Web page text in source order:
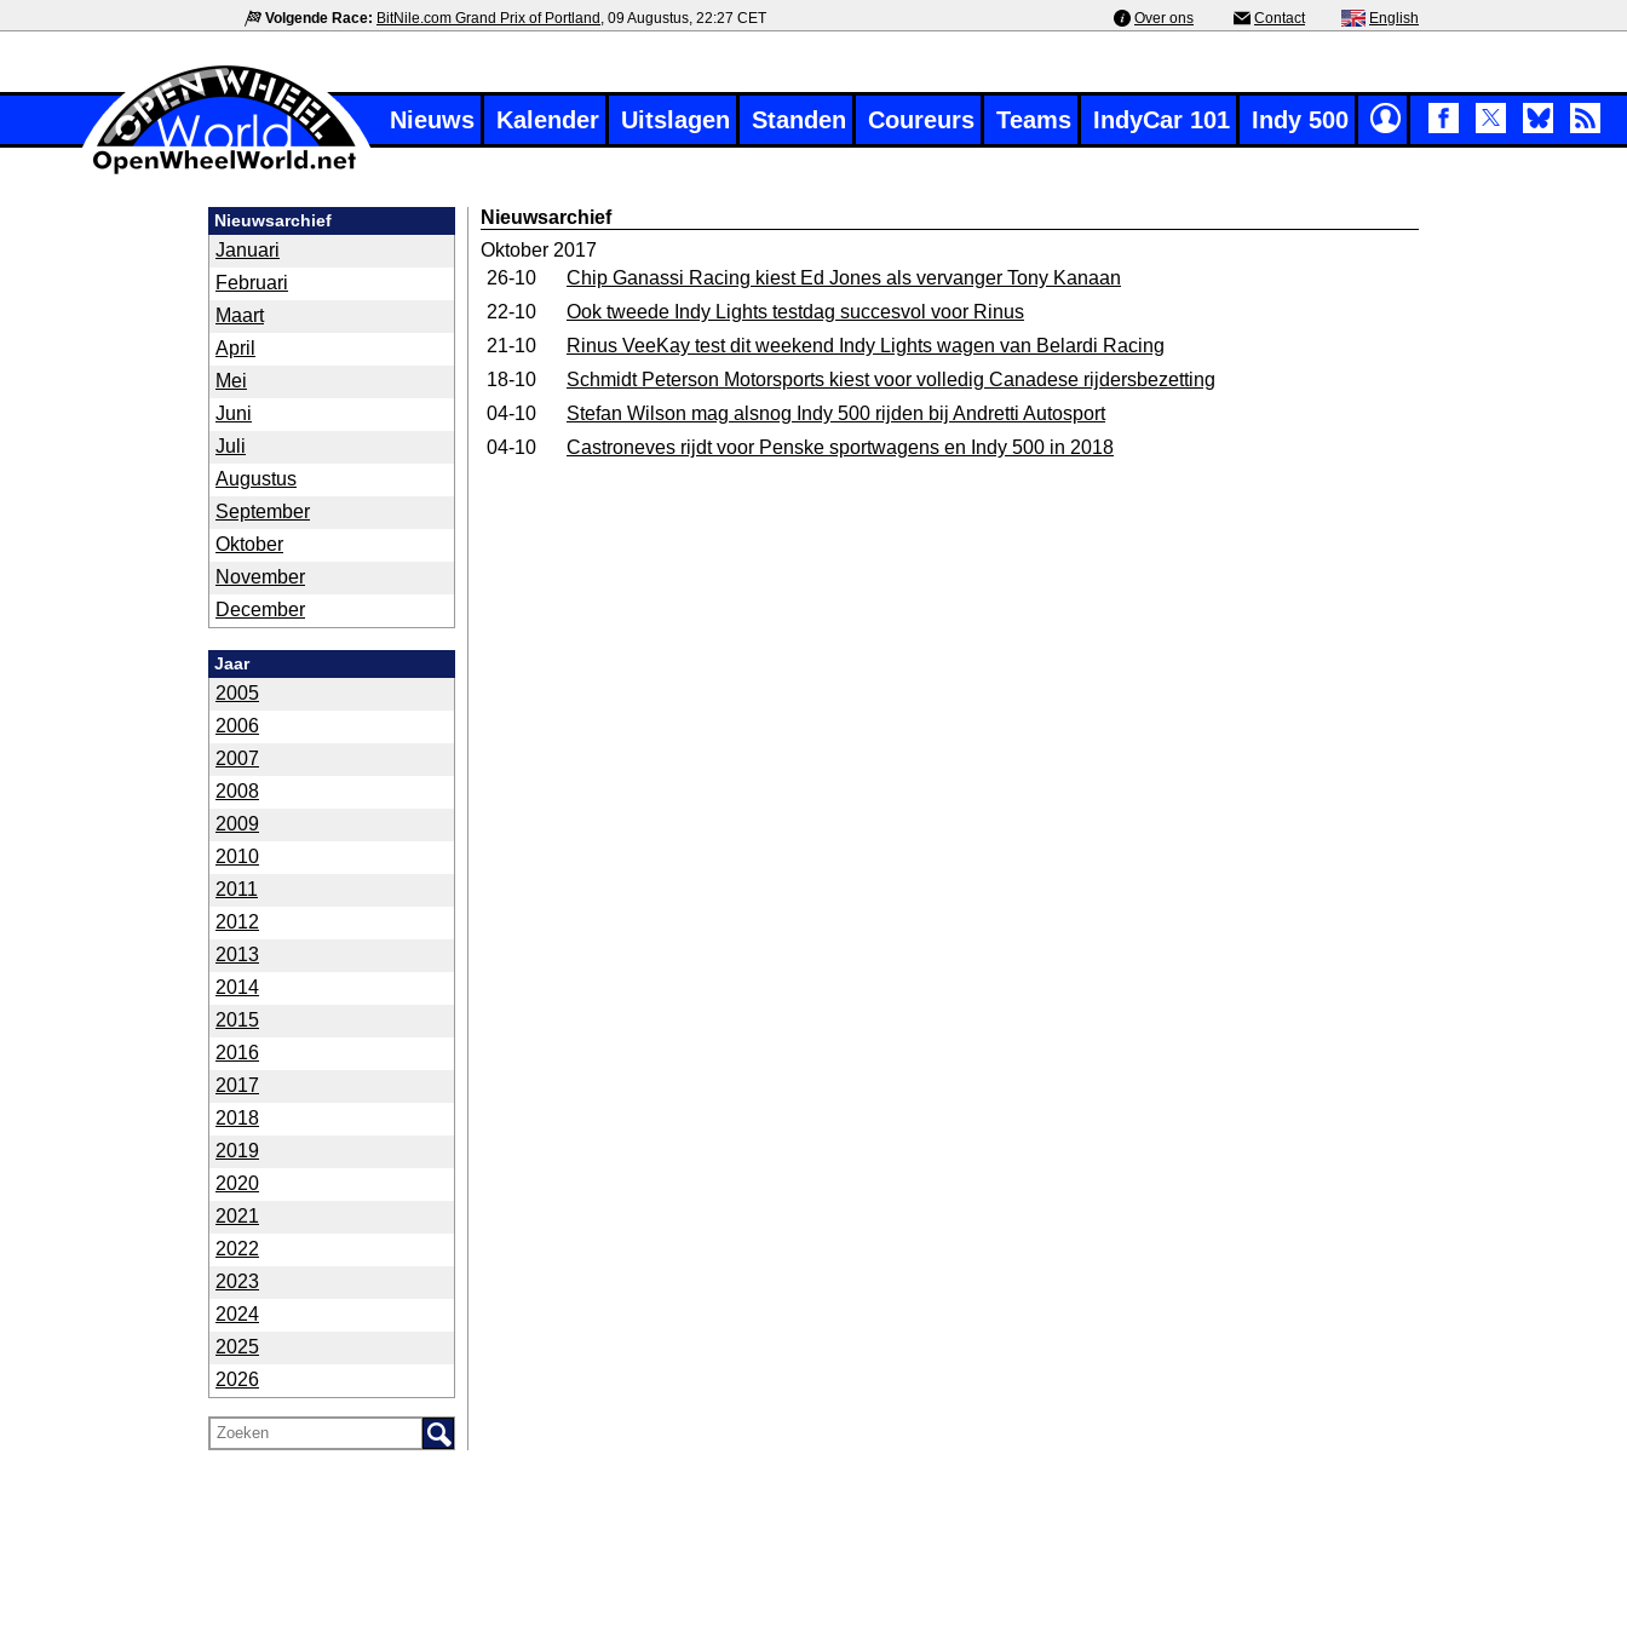
Volgende Race: BitNile.com Grand Prix of Portland , 09 Augustus, 22:27 CET Over ons Contact English
Nieuws Kalender Uitslagen Standen Coureurs Teams IndyCar 101 Indy 500
Nieuwsarchief
Januari
Februari
Maart
April
Mei
Juni
Juli
Augustus
September
Oktober
November
December
Jaar
2005
2006
2007
2008
2009
2010
2011
2012
2013
2014
2015
2016
2017
2018
2019
2020
2021
2022
2023
2024
2025
2026
Nieuwsarchief
Oktober 2017
26-10
Chip Ganassi Racing kiest Ed Jones als vervanger Tony Kanaan
22-10
Ook tweede Indy Lights testdag succesvol voor Rinus
21-10
Rinus VeeKay test dit weekend Indy Lights wagen van Belardi Racing
18-10
Schmidt Peterson Motorsports kiest voor volledig Canadese rijdersbezetting
04-10
Stefan Wilson mag alsnog Indy 500 rijden bij Andretti Autosport
04-10
Castroneves rijdt voor Penske sportwagens en Indy 500 in 2018